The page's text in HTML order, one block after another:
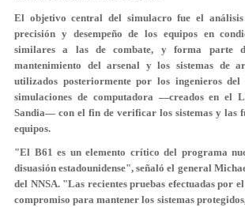
El objetivo central del simulacro fue el
precisión y desempeño de los equipos en
similares a las de combate, y forma parte
mantenimiento del arsenal y los sistemas de
utilizados posteriormente por los ingenieros
simulaciones de computadora —creados en el
Sandia— con el fin de verificar los sistemas y las
equipos.
"El B61 es un elemento crítico del programa
disuasión estadounidense", señaló el general
del NNSA. "Las recientes pruebas efectuadas por
compromiso para mantener los sistemas